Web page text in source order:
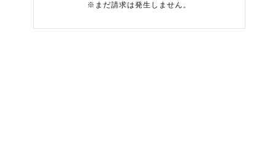
※まだ請求は発生しません。